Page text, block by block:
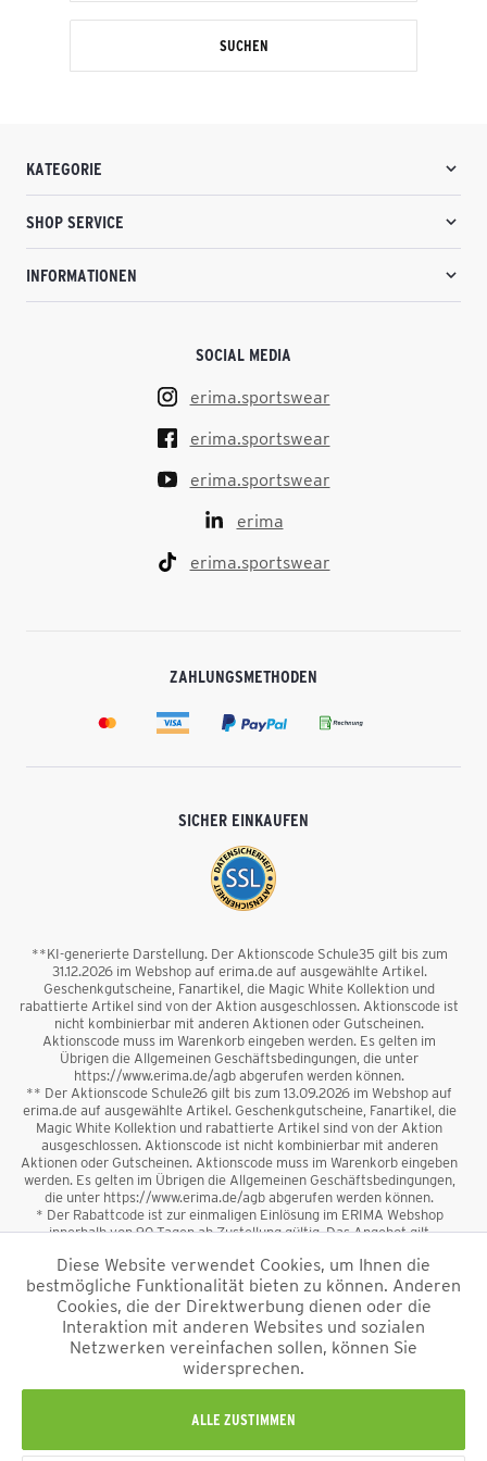
SUCHEN
KATEGORIE
SHOP SERVICE
INFORMATIONEN
SOCIAL MEDIA
erima.sportswear
erima.sportswear
erima.sportswear
erima
erima.sportswear
ZAHLUNGSMETHODEN
SICHER EINKAUFEN
**KI-generierte Darstellung. Der Aktionscode Schule35 gilt bis zum
31.12.2026 im Webshop auf erima.de auf ausgewählte Artikel.
Geschenkgutscheine, Fanartikel, die Magic White Kollektion und
rabattierte Artikel sind von der Aktion ausgeschlossen. Aktionscode ist
nicht kombinierbar mit anderen Aktionen oder Gutscheinen.
Aktionscode muss im Warenkorb eingeben werden. Es gelten im
Übrigen die Allgemeinen Geschäftsbedingungen, die unter
https://www.erima.de/agb abgerufen werden können.
** Der Aktionscode Schule26 gilt bis zum 13.09.2026 im Webshop auf
erima.de auf ausgewählte Artikel. Geschenkgutscheine, Fanartikel, die
Magic White Kollektion und rabattierte Artikel sind von der Aktion
ausgeschlossen. Aktionscode ist nicht kombinierbar mit anderen
Aktionen oder Gutscheinen. Aktionscode muss im Warenkorb eingeben
werden. Es gelten im Übrigen die Allgemeinen Geschäftsbedingungen,
die unter https://www.erima.de/agb abgerufen werden können.
* Der Rabattcode ist zur einmaligen Einlösung im ERIMA Webshop
innerhalb von 90 Tagen ab Zustellung gültig. Das Angebot gilt
sowie Geschenkgutscheine sind vom Rabatt ausgeschlossen. Der
Rabattcode ist nicht mit anderen Aktionen oder Gutscheinen
kombinierbar. Der Mindestbestellwert beträgt 50 €
*Alle Preise verstehen sich inkl. Mehrwertsteuer und zzgl.
und ggf. Nachnahmegebühren, wenn nicht anders
beschrieben.
Diese Website verwendet Cookies, um Ihnen die
bestmögliche Funktionalität bieten zu können. Anderen
Cookies, die der Direktwerbung dienen oder die
Interaktion mit anderen Websites und sozialen
Netzwerken vereinfachen sollen, können Sie
widersprechen.